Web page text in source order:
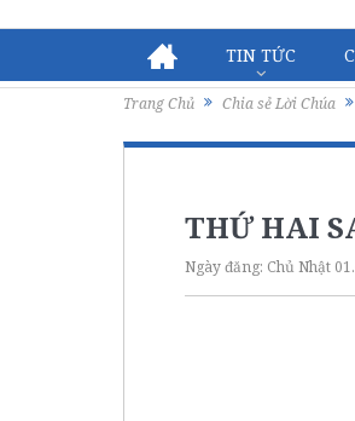
TIN TỨC
Trang Chủ Chia sẻ Lời Chúa
THỨ HAI
Ngày đăng: Chủ Nhật